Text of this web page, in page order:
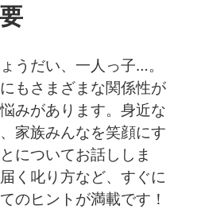
うだい、一人っ子…。
もさまざまな関係性が
みがあります。身近な
家族みんなを笑顔にす
についてお話ししま
く叱り方など、すぐに
のヒントが満載です！